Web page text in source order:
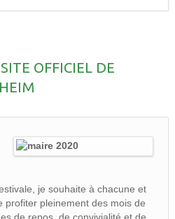
OFFICIEL DE
je souhaite à chacune et
profiter pleinement des mois de